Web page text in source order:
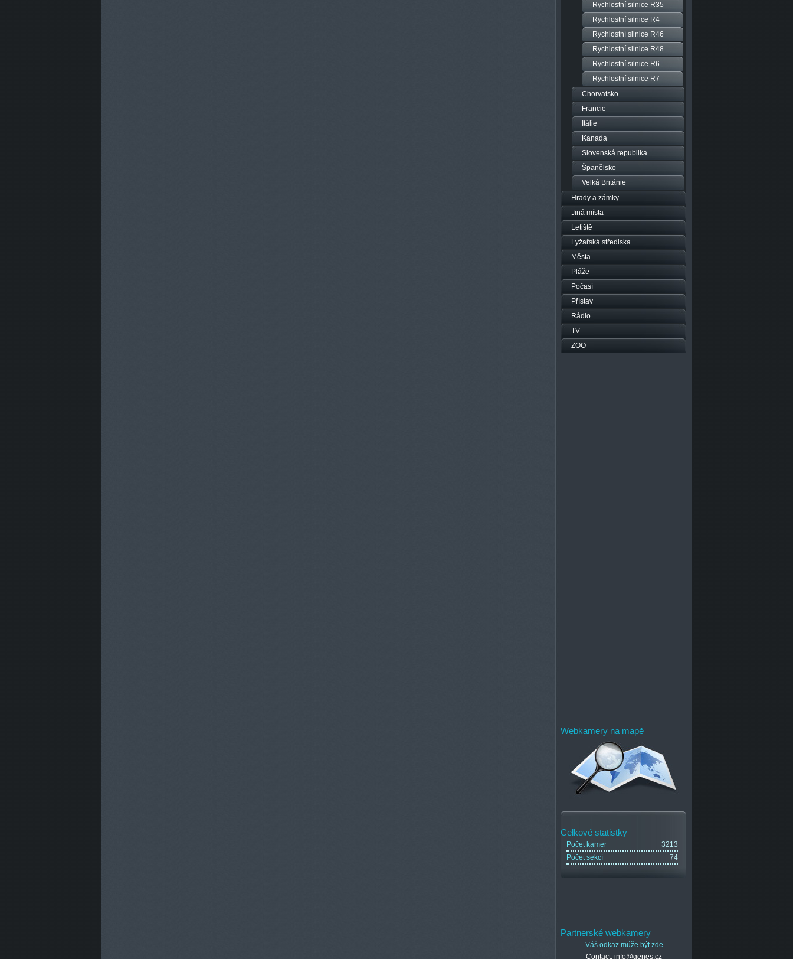
Rychlostní silnice R35
Rychlostní silnice R4
Rychlostní silnice R46
Rychlostní silnice R48
Rychlostní silnice R6
Rychlostní silnice R7
Chorvatsko
Francie
Itálie
Kanada
Slovenská republika
Španělsko
Velká Británie
Hrady a zámky
Jiná místa
Letiště
Lyžařská střediska
Města
Pláže
Počasí
Přístav
Rádio
TV
ZOO
Webkamery na mapě
Celkové statistky
Počet kamer
3213
Počet sekcí
74
Partnerské webkamery
Váš odkaz může být zde
Contact: info@genes.cz